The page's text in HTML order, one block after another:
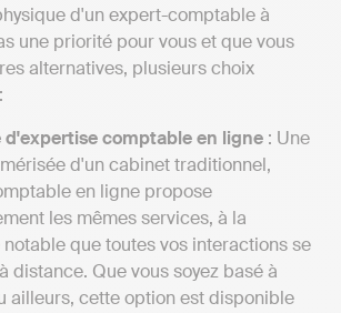
d'un expert-comptable à
une priorité pour vous et que vous
alternatives, plusieurs choix
d'expertise comptable en ligne : Une
d'un cabinet traditionnel,
en ligne propose
les mêmes services, à la
que toutes vos interactions se
distance. Que vous soyez basé à
ailleurs, cette option est disponible